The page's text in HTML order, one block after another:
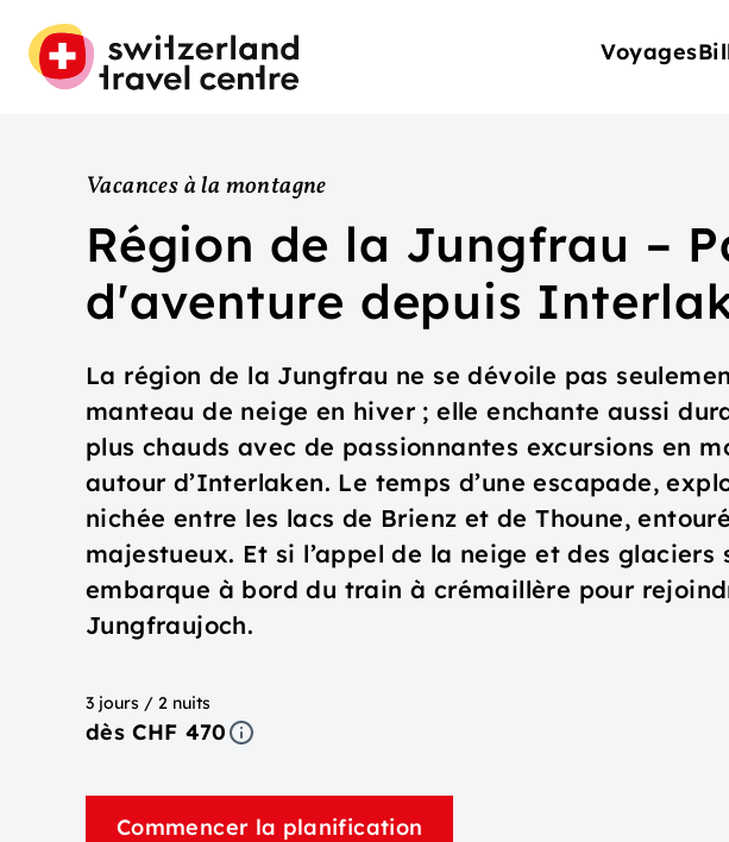
Voyages
Vacances à la montagne
Région de la Jungfrau –
d'aventure depuis
La région de la Jungfrau ne se dévoile pas
manteau de neige en hiver ; elle enchante aussi
plus chauds avec de passionnantes excursions en
autour d’Interlaken. Le temps d’une escapade,
nichée entre les lacs de Brienz et de Thoune,
majestueux. Et si l’appel de la neige et des glaciers
embarque à bord du train à crémaillère pour
Jungfraujoch.
3 jours / 2 nuits
dès CHF 470
Commencer la planification